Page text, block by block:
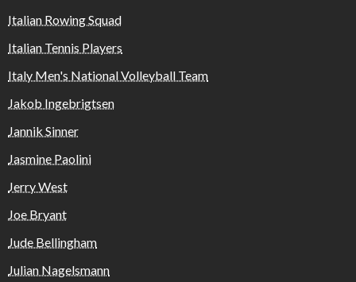
Italian Rowing Squad
Italian Tennis Players
Italy Men's National Volleyball Team
Jakob Ingebrigtsen
Jannik Sinner
Jasmine Paolini
Jerry West
Joe Bryant
Jude Bellingham
Julian Nagelsmann